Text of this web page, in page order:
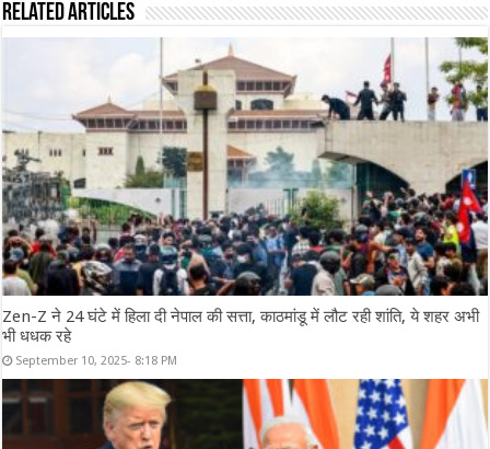
Related Articles
Zen-Z ने 24 घंटे में हिला दी नेपाल की सत्ता, काठमांडू में लौट रही शांति, ये शहर अभी
भी धधक रहे
September 10, 2025- 8:18 PM